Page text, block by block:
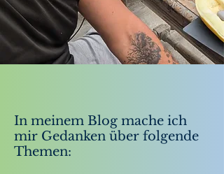
In meinem Blog mache ich
mir Gedanken über folgende
Themen: